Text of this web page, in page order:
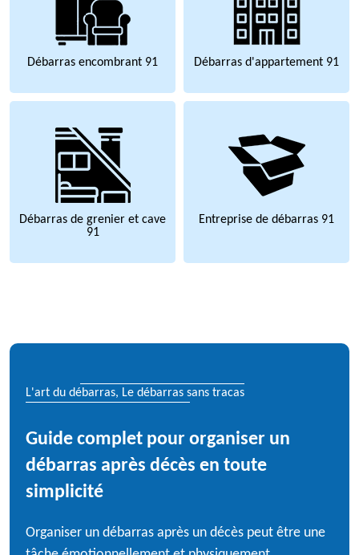
Débarras encombrant 91 Débarras d'appartement 91
Débarras de grenier et cave
91
Entreprise de débarras 91
L'art du débarras, Le débarras sans tracas
Guide complet pour organiser un
débarras après décès en toute
simplicité
Organiser un débarras après un décès peut être une